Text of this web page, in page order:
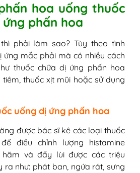
hoa uống thuốc
phấn hoa
phải làm sao? Tùy theo tình
mắc phải mà có nhiều cách
thuốc chữa dị ứng phấn hoa
thuốc xịt mũi hoặc sử dụng
uống dị ứng phấn hoa
được bác sĩ kê các loại thuốc
điều chỉnh lượng histamine
và đẩy lùi được các triệu
ra như: phát ban, ngứa rát, sưng